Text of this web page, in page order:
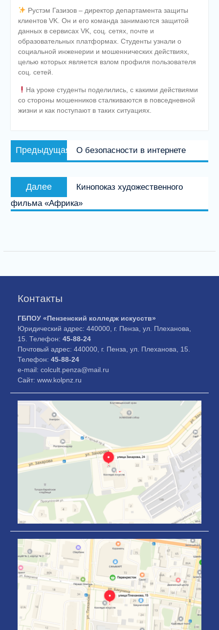
Рустэм Газизов – директор департамента защиты
клиентов VK. Он и его команда занимаются защитой
данных в сервисах VK, соц. сетях, почте и
образовательных платформах. Студенты узнали о
социальной инженерии и мошеннических действиях,
целью которых является взлом профиля пользователя
соц. сетей.
На уроке студенты поделились, с какими действиями
со стороны мошенников сталкиваются в повседневной
жизни и как поступают в таких ситуациях.
Навигация
по
Предыдущая
запись:
О безопасности в интернете
Далее
запись:
Кинопоказ художественного
фильма «Африка»
Контакты
ГБПОУ «Пензенский колледж искусств»
Юридический адрес: 440000, г. Пенза, ул. Плеханова,
15. Телефон:45-88-24
Почтовый адрес: 440000, г. Пенза, ул. Плеханова, 15.
Телефон:45-88-24
e-mail: colcult.penza@mail.ru
Сайт: www.kolpnz.ru